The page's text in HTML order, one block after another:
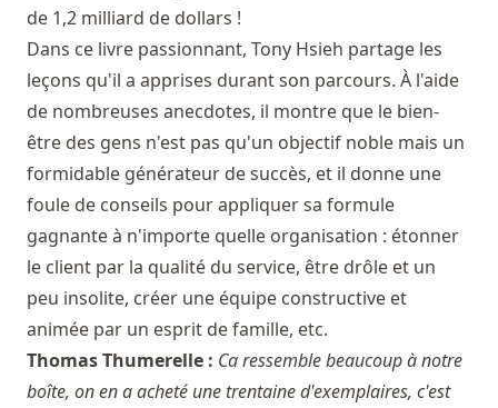
de 1,2 milliard de dollars !
Dans ce livre passionnant, Tony Hsieh partage les
leçons qu'il a apprises durant son parcours. À l'aide
de nombreuses anecdotes, il montre que le bien-
être des gens n'est pas qu'un objectif noble mais un
formidable générateur de succès, et il donne une
foule de conseils pour appliquer sa formule
gagnante à n'importe quelle organisation : étonner
le client par la qualité du service, être drôle et un
peu insolite, créer une équipe constructive et
animée par un esprit de famille, etc.
Thomas Thumerelle : Ca ressemble beaucoup à notre
boîte, on en a acheté une trentaine d'exemplaires, c'est